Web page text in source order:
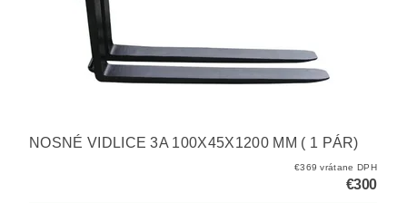
NOSNÉ VIDLICE 3A 100X45X1200 MM ( 1 PÁR)
€369 vrátane DPH
€300